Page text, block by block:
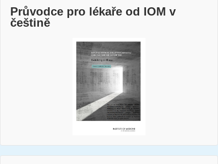
Průvodce pro lékaře od IOM v
češtině